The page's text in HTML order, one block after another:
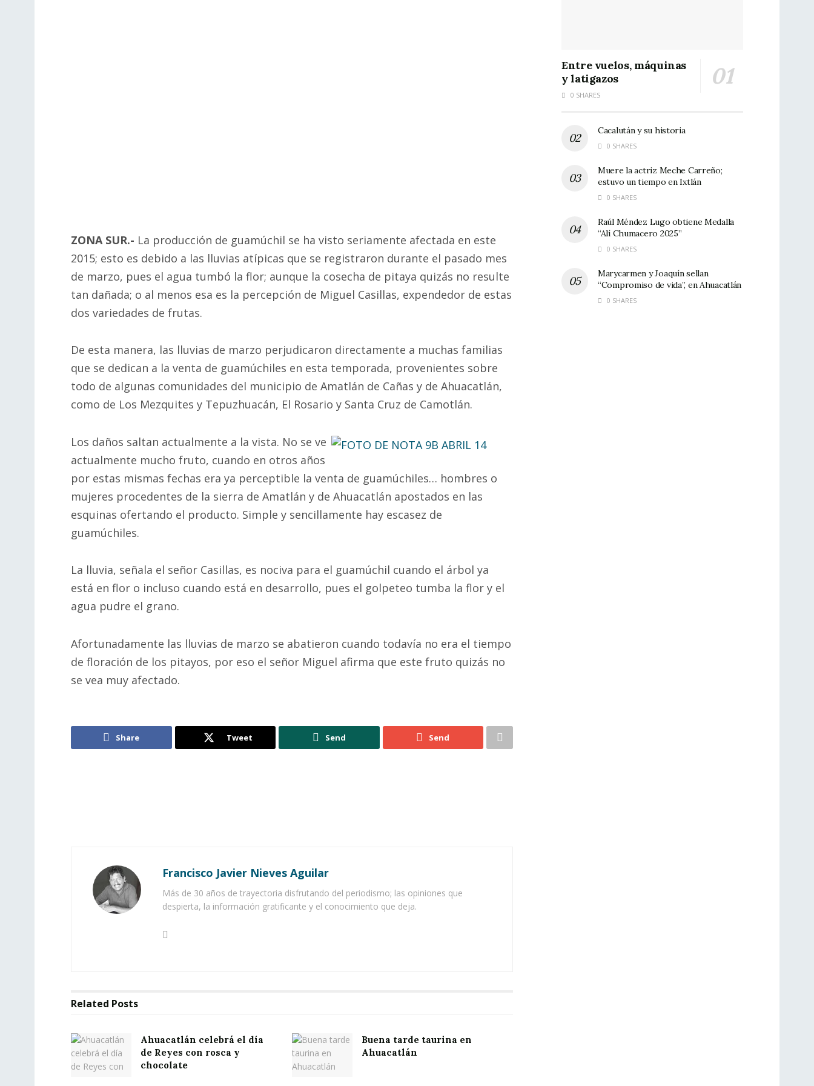
ZONA SUR.- La producción de guamúchil se ha visto seriamente afectada en este
2015; esto es debido a las lluvias atípicas que se registraron durante el pasado mes
de marzo, pues el agua tumbó la flor; aunque la cosecha de pitaya quizás no resulte
tan dañada; o al menos esa es la percepción de Miguel Casillas, expendedor de estas
dos variedades de frutas.
De esta manera, las lluvias de marzo perjudicaron directamente a muchas familias
que se dedican a la venta de guamúchiles en esta temporada, provenientes sobre
todo de algunas comunidades del municipio de Amatlán de Cañas y de Ahuacatlán,
como de Los Mezquites y Tepuzhuacán, El Rosario y Santa Cruz de Camotlán.
Los daños saltan actualmente a la vista. No se ve
actualmente mucho fruto, cuando en otros años
por estas mismas fechas era ya perceptible la venta de guamúchiles… hombres o
mujeres procedentes de la sierra de Amatlán y de Ahuacatlán apostados en las
esquinas ofertando el producto. Simple y sencillamente hay escasez de
guamúchiles.
La lluvia, señala el señor Casillas, es nociva para el guamúchil cuando el árbol ya
está en flor o incluso cuando está en desarrollo, pues el golpeteo tumba la flor y el
agua pudre el grano.
Afortunadamente las lluvias de marzo se abatieron cuando todavía no era el tiempo
de floración de los pitayos, por eso el señor Miguel afirma que este fruto quizás no
se vea muy afectado.
Share Tweet Send Send
Francisco Javier Nieves Aguilar
Más de 30 años de trayectoria disfrutando del periodismo; las opiniones que
despierta, la información gratificante y el conocimiento que deja.
Related Posts
Ahuacatlán celebrá el día
de Reyes con rosca y
chocolate
Buena tarde taurina en
Ahuacatlán
Entre vuelos, máquinas
y latigazos
0 SHARES
Cacalután y su historia
0 SHARES
Muere la actriz Meche Carreño;
estuvo un tiempo en Ixtlán
0 SHARES
Raúl Méndez Lugo obtiene Medalla
“Alí Chumacero 2025”
0 SHARES
Marycarmen y Joaquín sellan
“Compromiso de vida”, en Ahuacatlán
0 SHARES